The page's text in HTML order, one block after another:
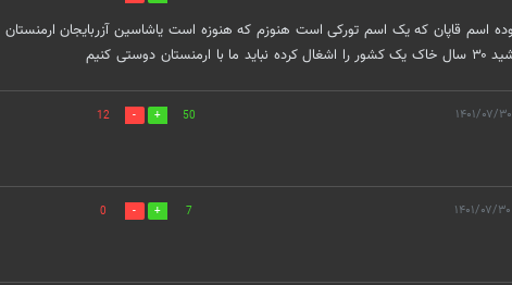
بوده اسم قاپان که یک اسم تورکی است هنوزم که هنوزه است یاشاسین آزربایجان
کنیم
50
12
7
0